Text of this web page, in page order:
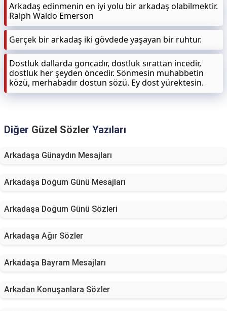
Arkadaş edinmenin en iyi yolu bir arkadaş olabilmektir.
Ralph Waldo Emerson
Gerçek bir arkadaş iki gövdede yaşayan bir ruhtur.
Dostluk dallarda goncadır, dostluk sırattan incedir,
dostluk her şeyden öncedir. Sönmesin muhabbetin
közü, merhabadır dostun sözü. Ey dost yürektesin.
Diğer Güzel Sözler Yazıları
Arkadaşa Günaydın Mesajları
Arkadaşa Doğum Günü Mesajları
Arkadaşa Doğum Günü Sözleri
Arkadaşa Ağır Sözler
Arkadaşa Bayram Mesajları
Arkadan Konuşanlara Sözler